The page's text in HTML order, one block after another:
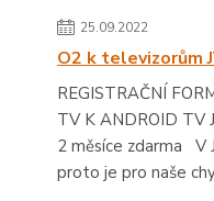
25.09.2022
O2 k televizorům
REGISTRAČNÍ
TV K ANDROID TV
2 měsíce zdarma V
proto je pro naše